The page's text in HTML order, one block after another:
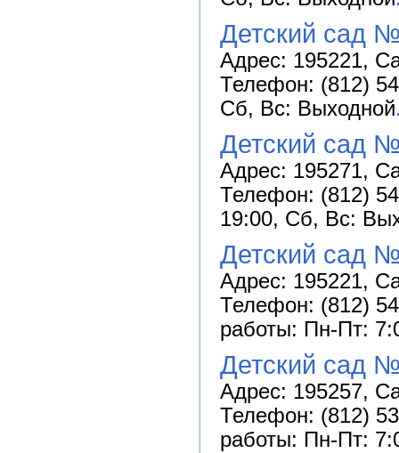
Детский сад
Адрес: 195221,
Телефон: (812)
Сб, Вс: Выходной
Детский сад
Адрес: 195271,
Телефон: (812)
19:00, Сб, Вс:
Детский сад
Адрес: 195221,
Телефон: (812)
работы: Пн-Пт:
Детский сад
Адрес: 195257,
Телефон: (812)
работы: Пн-Пт: